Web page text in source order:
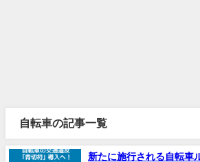
自転車の記事一覧
新たに施行される自転車